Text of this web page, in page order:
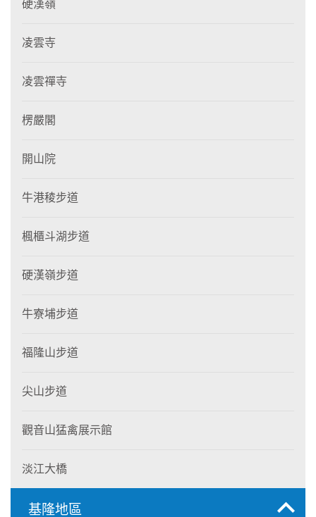
硬漢嶺
凌雲寺
凌雲禪寺
楞嚴閣
開山院
牛港稜步道
楓櫃斗湖步道
硬漢嶺步道
牛寮埔步道
福隆山步道
尖山步道
觀音山猛禽展示館
淡江大橋
基隆地區